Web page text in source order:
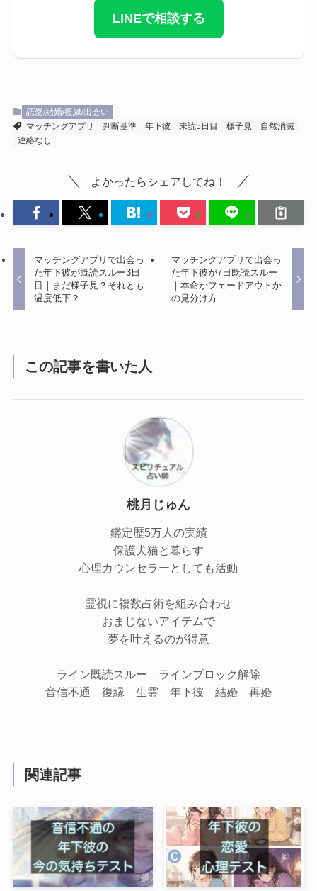
LINEで相談する
恋愛/結婚/復縁/出会い
マッチングアプリ
判断基準 年下彼 未読5日目 様子見
自然消滅
連絡なし
よかったらシェアしてね！
マッチングアプリで出会っ
た年下彼が既読スルー3日
目｜まだ様子見？それとも
温度低下？
マッチングアプリで出会っ
た年下彼が7日既読スルー
｜本命かフェードアウトか
の見分け方
この記事を書いた人
桃月じゅん
鑑定歴5万人の実績
保護犬猫と暮らす
心理カウンセラーとしても活動
霊視に複数占術を組み合わせ
おまじないアイテムで
夢を叶えるのが得意
ライン既読スルー ラインブロック解除
音信不通 復縁 生霊 年下彼 結婚 再婚
関連記事